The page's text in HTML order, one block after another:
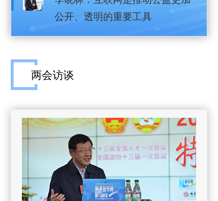
公开、透明的重要工具
两会访谈